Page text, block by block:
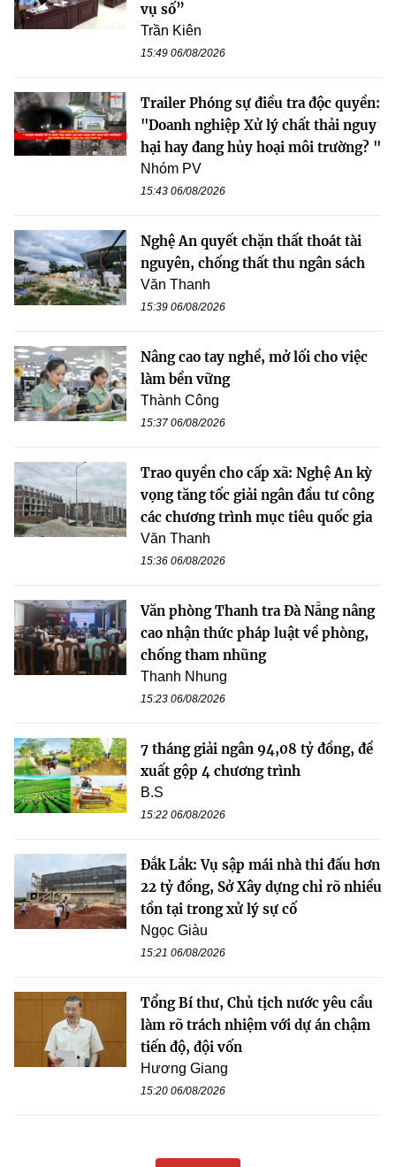
vụ số”
Trần Kiên
15:49 06/08/2026
Trailer Phóng sự điều tra độc quyền:
"Doanh nghiệp Xử lý chất thải nguy
hại hay đang hủy hoại môi trường? "
Nhóm PV
15:43 06/08/2026
Nghệ An quyết chặn thất thoát tài
nguyên, chống thất thu ngân sách
Văn Thanh
15:39 06/08/2026
Nâng cao tay nghề, mở lối cho việc
làm bền vững
Thành Công
15:37 06/08/2026
Trao quyền cho cấp xã: Nghệ An kỳ
vọng tăng tốc giải ngân đầu tư công
các chương trình mục tiêu quốc gia
Văn Thanh
15:36 06/08/2026
Văn phòng Thanh tra Đà Nẵng nâng
cao nhận thức pháp luật về phòng,
chống tham nhũng
Thanh Nhung
15:23 06/08/2026
7 tháng giải ngân 94,08 tỷ đồng, đề
xuất gộp 4 chương trình
B.S
15:22 06/08/2026
Đắk Lắk: Vụ sập mái nhà thi đấu hơn
22 tỷ đồng, Sở Xây dựng chỉ rõ nhiều
tồn tại trong xử lý sự cố
Ngọc Giàu
15:21 06/08/2026
Tổng Bí thư, Chủ tịch nước yêu cầu
làm rõ trách nhiệm với dự án chậm
tiến độ, đội vốn
Hương Giang
15:20 06/08/2026